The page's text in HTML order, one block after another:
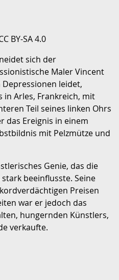
BY-SA 4.0
sich der
Maler Vincent
leidet,
in Arles, Frankreich, mit
Teil seines linken Ohrs
das Ereignis in einem
mit Pelzmütze und
Genie, das die
beeinflusste. Seine
Preisen
war er jedoch das
hungernden Künstlers,
verkaufte.